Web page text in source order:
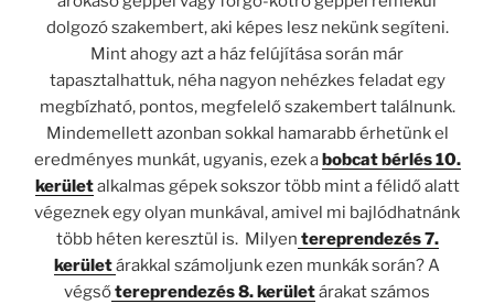
dolgozó szakembert, aki képes lesz nekünk segíteni.
Mint ahogy azt a ház felújítása során már
tapasztalhattuk, néha nagyon nehézkes feladat egy
megbízható, pontos, megfelelő szakembert találnunk.
Mindemellett azonban sokkal hamarabb érhetünk el
eredményes munkát, ugyanis, ezek abobcat bérlés 10.
kerületalkalmas gépek sokszor több mint a félidő alatt
végeznek egy olyan munkával, amivel mi bajlódhatnánk
több héten keresztül is. Milyen tereprendezés 7.
kerületárakkal számoljunk ezen munkák során? A
végsőtereprendezés 8. kerületárakat számos